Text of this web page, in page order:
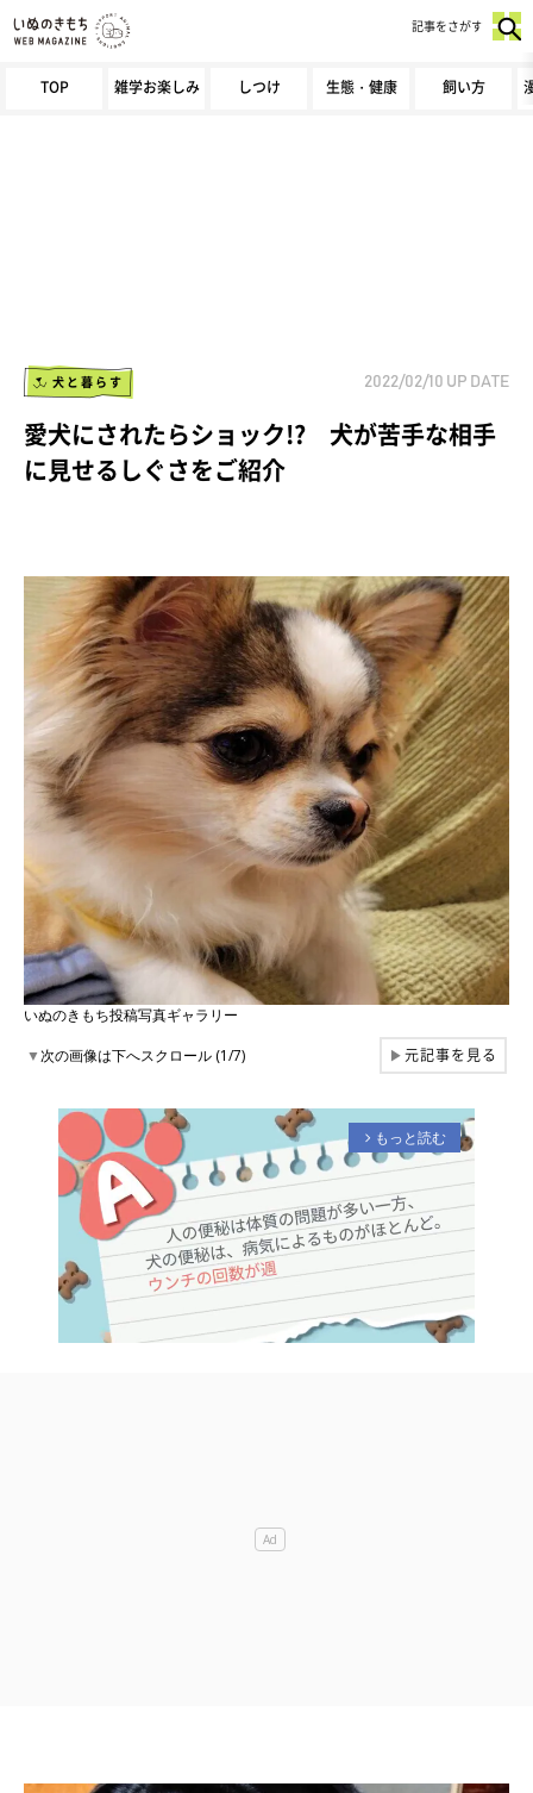
TOP 雑学お楽しみ しつけ 生態・健康 飼い方
記事をさがす
犬と暮らす 2022/02/10 UP DATE
愛犬にされたらショック!? 犬が苦手な相手
に見せるしぐさをご紹介
いぬのきもち投稿写真ギャラリー
▼次の画像は下へスクロール (1/7) ▶元記事を見る
arrow_forward_ios もっと読む